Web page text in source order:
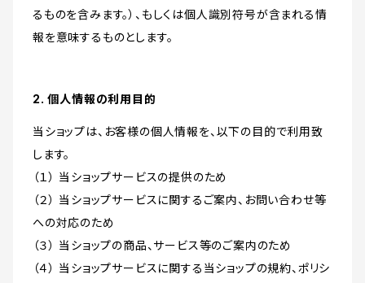
るものを含みます。）、もしくは個人識別符号が含まれる情
報を意味するものとします。
2. 個人情報の利用目的
当ショップは、お客様の個人情報を、以下の目的で利用致
します。
（１） 当ショップサービスの提供のため
（２） 当ショップサービスに関するご案内、お問い合わせ等
への対応のため
（３） 当ショップの商品、サービス等のご案内のため
（４） 当ショップサービスに関する当ショップの規約、ポリシ